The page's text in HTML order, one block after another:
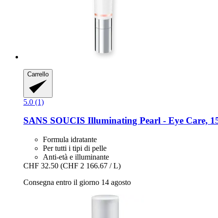
Carrello
5.0 (1)
SANS SOUCIS Illuminating Pearl -​ Eye Care,
Formula idratante
Per tutti i tipi di pelle
Anti-età e illuminante
CHF 32.50 (CHF 2 166.67 / L)
Consegna entro il giorno 14 agosto